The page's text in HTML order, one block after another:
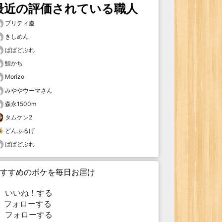
近の評価されている職人
プリティ慶
きしめん
ぱぱどぶれ
鯉かち
Morizo
みややウーマさん
森永1500m
タムケン2
どんぶるげ
ぱぱどぶれ
すめのボケを毎日お届け
いいね！する
ォローする
フォローする